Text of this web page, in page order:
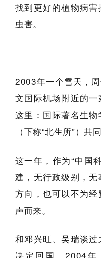
找到更好的植物病
虫害。
2003年一个雪天，
文国际机场附近的
这里：国际著名生
（下称“北生所”）共
这一年，作为“中国
建，无行政级别，
方向，也可以不为
声而来。
和邓兴旺、吴瑞谈
决定回国。2004